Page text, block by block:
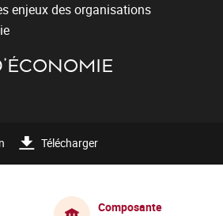
enjeux des organisations
Télécharger
Composante